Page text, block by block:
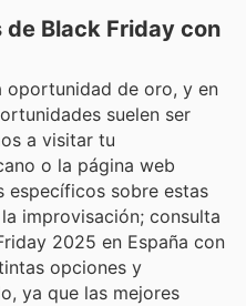
Black Friday con
oportunidad de oro, y en
suelen ser
a visitar tu
o la página web
específicos sobre estas
improvisación; consulta
2025 en España con
opciones y
ya que las mejores